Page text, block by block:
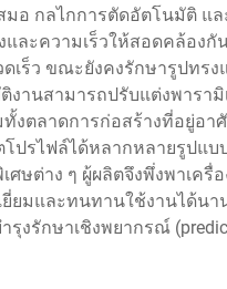
มอ กลไกการตัดอัตโนมัติ แ
และความเร็วให้สอดคล้อง
ดเร็ว ขณะยังคงรักษารูปท
งานสามารถปรับแต่งพารา
งตลาดการก่อสร้างที่อยู่อา
ปรไฟล์ได้หลากหลายรูปแบ
ศษต่าง ๆ ผู้ผลิตจึงพึ่งพาเค
ยมและทนทานใช้งานได้นา
รุงรักษาเชิงพยากรณ์